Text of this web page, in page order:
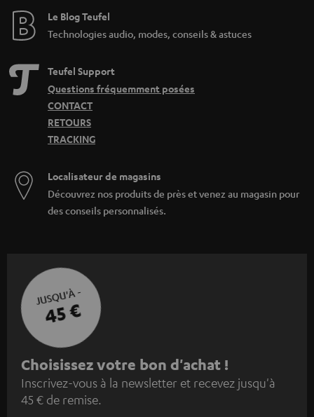
Le Blog Teufel
Technologies audio, modes, conseils & astuces
Teufel Support
Questions fréquemment posées
CONTACT
RETOURS
TRACKING
Localisateur de magasins
Découvrez nos produits de près et venez au magasin pour
des conseils personnalisés.
JUSQU'À -
45 €
I
n
s
Choisissez votre bon d'achat !
Inscrivez-vous à la newsletter et recevez jusqu'à
45 € de remise.